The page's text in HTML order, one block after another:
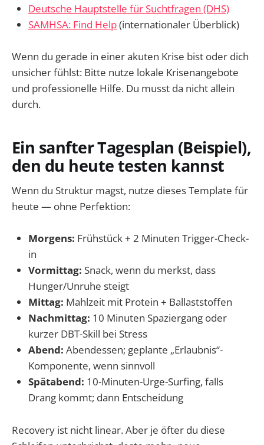
Deutsche Hauptstelle für Suchtfragen (DHS)
SAMHSA: Find Help(internationaler Überblick)
Wenn du gerade in einer akuten Krise bist oder dich
unsicher fühlst: Bitte nutze lokale Krisenangebote
und professionelle Hilfe. Du musst da nicht allein
durch.
Ein sanfter Tagesplan (Beispiel),
den du heute testen kannst
Wenn du Struktur magst, nutze dieses Template für
heute — ohne Perfektion:
Morgens: Frühstück + 2 Minuten Trigger-Check-
in
Vormittag: Snack, wenn du merkst, dass
Hunger/Unruhe steigt
Mittag: Mahlzeit mit Protein + Ballaststoffen
Nachmittag: 10 Minuten Spaziergang oder
kurzer DBT-Skill bei Stress
Abend: Abendessen; geplante „Erlaubnis“-
Komponente, wenn sinnvoll
Spätabend: 10-Minuten-Urge-Surfing, falls
Drang kommt; dann Entscheidung
Recovery ist nicht linear. Aber je öfter du diese